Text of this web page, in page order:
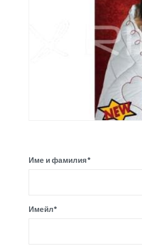
Име и фамилия*
Имейл*